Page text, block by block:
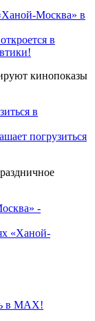
в
кинопоказы
погрузиться
«Ханой-
в MAX!